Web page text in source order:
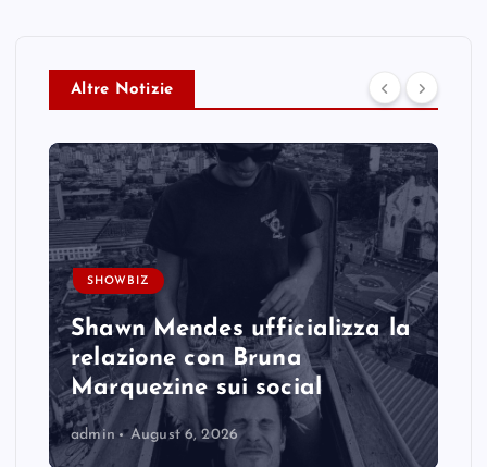
Altre Notizie
SHOWBIZ
Shawn Mendes ufficializza la
relazione con Bruna
Marquezine sui social
admin August 6, 2026